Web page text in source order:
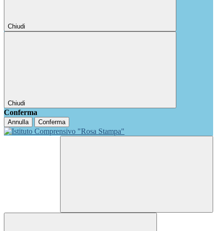
Chiudi
Chiudi
Conferma
Annulla Conferma